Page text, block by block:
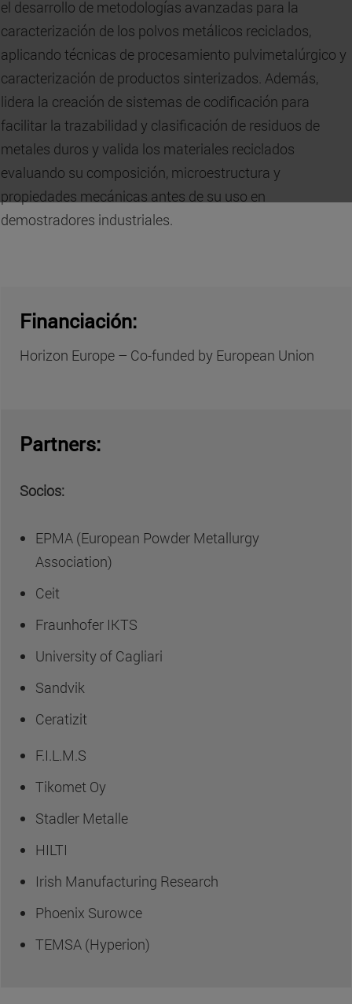
el desarrollo de metodologías avanzadas para la
caracterización de los polvos metálicos reciclados,
aplicando técnicas de procesamiento pulvimetalúrgico y
caracterización de productos sinterizados. Además,
lidera la creación de sistemas de codificación para
facilitar la trazabilidad y clasificación de residuos de
metales duros y valida los materiales reciclados
evaluando su composición, microestructura y
propiedades mecánicas antes de su uso en
demostradores industriales.
Financiación:
Horizon Europe – Co-funded by European Union
Partners:
Socios:
EPMA (European Powder Metallurgy
Association)
Ceit
Fraunhofer IKTS
University of Cagliari
Sandvik
Ceratizit
F.I.L.M.S
Tikomet Oy
Stadler Metalle
HILTI
Irish Manufacturing Research
Phoenix Surowce
TEMSA (Hyperion)